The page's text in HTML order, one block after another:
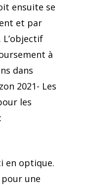
ensuite se
et par
à
dans
2021- Les
les
en optique.
une